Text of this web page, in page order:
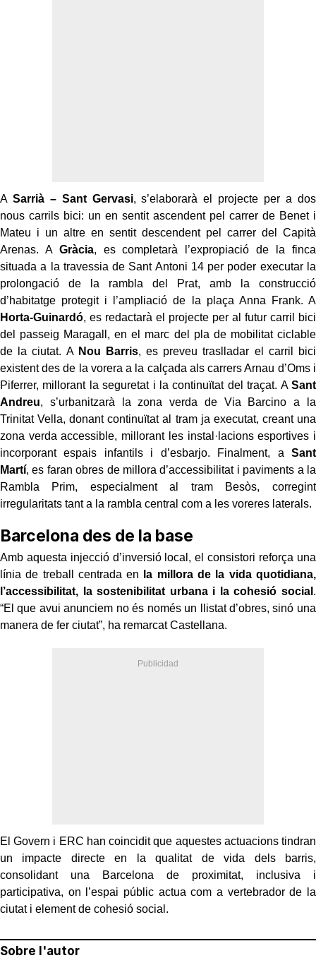
A Sarrià – Sant Gervasi, s’elaborarà el projecte per a dos
nous carrils bici: un en sentit ascendent pel carrer de Benet i
Mateu i un altre en sentit descendent pel carrer del Capità
Arenas. A Gràcia, es completarà l’expropiació de la finca
situada a la travessia de Sant Antoni 14 per poder executar la
prolongació de la rambla del Prat, amb la construcció
d’habitatge protegit i l’ampliació de la plaça Anna Frank. A
Horta-Guinardó, es redactarà el projecte per al futur carril bici
del passeig Maragall, en el marc del pla de mobilitat ciclable
de la ciutat. A Nou Barris, es preveu traslladar el carril bici
existent des de la vorera a la calçada als carrers Arnau d’Oms i
Piferrer, millorant la seguretat i la continuïtat del traçat. A Sant
Andreu, s’urbanitzarà la zona verda de Via Barcino a la
Trinitat Vella, donant continuïtat al tram ja executat, creant una
zona verda accessible, millorant les instal·lacions esportives i
incorporant espais infantils i d’esbarjo. Finalment, a Sant
Martí, es faran obres de millora d’accessibilitat i paviments a la
Rambla Prim, especialment al tram Besòs, corregint
irregularitats tant a la rambla central com a les voreres laterals.
Barcelona des de la base
Amb aquesta injecció d’inversió local, el consistori reforça una
línia de treball centrada en
la millora de la vida quotidiana,
l’accessibilitat, la sostenibilitat urbana i la cohesió social .
“El que avui anunciem no és només un llistat d’obres, sinó una
manera de fer ciutat”, ha remarcat Castellana.
El Govern i ERC han coincidit que aquestes actuacions tindran
un impacte directe en la qualitat de vida dels barris,
consolidant una Barcelona de proximitat, inclusiva i
participativa, on l’espai públic actua com a vertebrador de la
ciutat i element de cohesió social.
Sobre l'autor